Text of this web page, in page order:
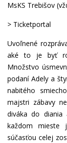
MsKS Trebišov
> Ticketportal
Uvoľnené
aké to je byť
Množstvo
podaní Adely a
nabitého
majstri zábavy
diváka do
každom mieste
súčasťou celej